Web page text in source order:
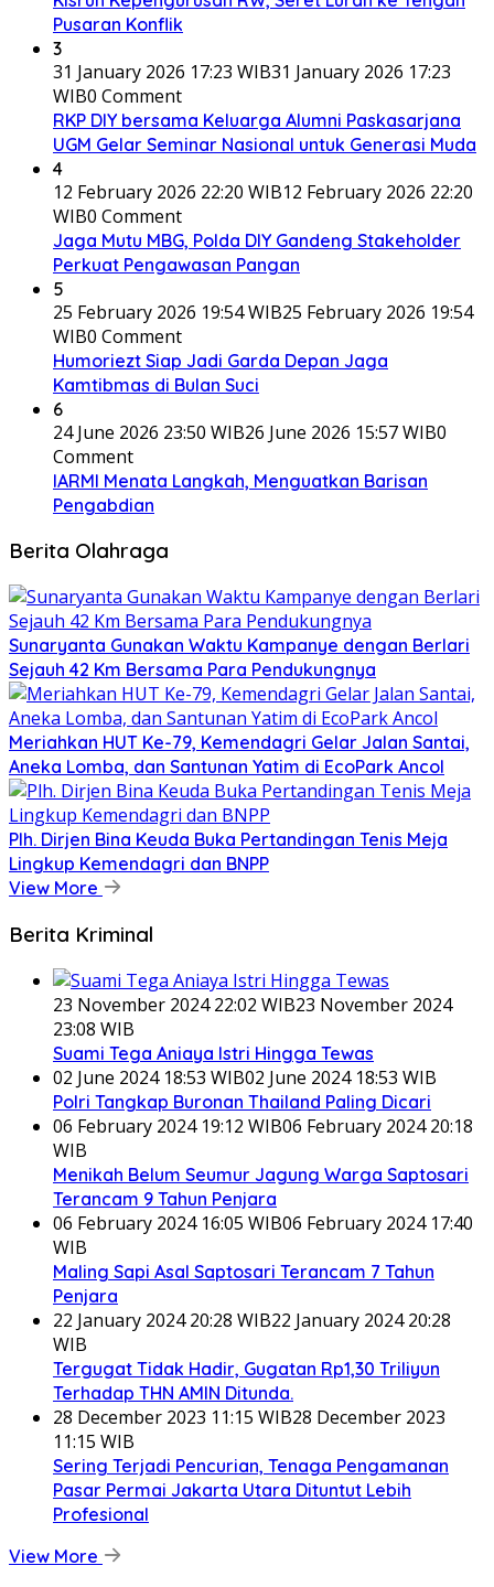
Pusaran Konflik
3
31 January 2026 17:23 WIB31 January 2026 17:23
WIB0 Comment
RKP DIY bersama Keluarga Alumni Paskasarjana
UGM Gelar Seminar Nasional untuk Generasi Muda
4
12 February 2026 22:20 WIB12 February 2026 22:20
WIB0 Comment
Jaga Mutu MBG, Polda DIY Gandeng Stakeholder
Perkuat Pengawasan Pangan
5
25 February 2026 19:54 WIB25 February 2026 19:54
WIB0 Comment
Humoriezt Siap Jadi Garda Depan Jaga
Kamtibmas di Bulan Suci
6
24 June 2026 23:50 WIB26 June 2026 15:57 WIB0
Comment
IARMI Menata Langkah, Menguatkan Barisan
Pengabdian
Berita Olahraga
Sunaryanta Gunakan Waktu Kampanye dengan Berlari
Sejauh 42 Km Bersama Para Pendukungnya
Meriahkan HUT Ke-79, Kemendagri Gelar Jalan Santai,
Aneka Lomba, dan Santunan Yatim di EcoPark Ancol
Plh. Dirjen Bina Keuda Buka Pertandingan Tenis Meja
Lingkup Kemendagri dan BNPP
View More
Berita Kriminal
23 November 2024 22:02 WIB23 November 2024
23:08 WIB
Suami Tega Aniaya Istri Hingga Tewas
02 June 2024 18:53 WIB02 June 2024 18:53 WIB
Polri Tangkap Buronan Thailand Paling Dicari
06 February 2024 19:12 WIB06 February 2024 20:18
WIB
Menikah Belum Seumur Jagung Warga Saptosari
Terancam 9 Tahun Penjara
06 February 2024 16:05 WIB06 February 2024 17:40
WIB
Maling Sapi Asal Saptosari Terancam 7 Tahun
Penjara
22 January 2024 20:28 WIB22 January 2024 20:28
WIB
Tergugat Tidak Hadir, Gugatan Rp1,30 Triliyun
Terhadap THN AMIN Ditunda.
28 December 2023 11:15 WIB28 December 2023
11:15 WIB
Sering Terjadi Pencurian, Tenaga Pengamanan
Pasar Permai Jakarta Utara Dituntut Lebih
Profesional
View More